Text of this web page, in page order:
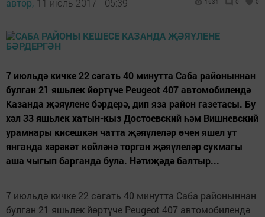
автор, 11 июль 2017 - 05:39 1631 0 0
7 июльдә кичке 22 сәгать 40 минутта Саба районыннан
булган 21 яшьлек йөртүче Peugeot 407 автомобилендә
Казанда җәяүлене бәрдерә, дип яза район газетасы. Бу
хәл 33 яшьлек хатын-кыз Достоевский һәм Вишневский
урамнары кисешкән чатта җәяүлеләр өчен яшел ут
янганда хәрәкәт көйләнә торган җәяүлеләр сукмагы
аша чыгып барганда була. Нәтиҗәдә балтыр...
7 июльдә кичке 22 сәгать 40 минутта Саба районыннан
булган 21 яшьлек йөртүче Peugeot 407 автомобилендә